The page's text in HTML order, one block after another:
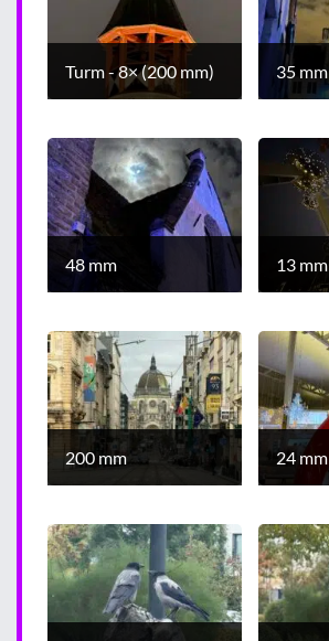
Turm - 8× (200 mm) 35 mm
48 mm 13 mm
200 mm 24 mm